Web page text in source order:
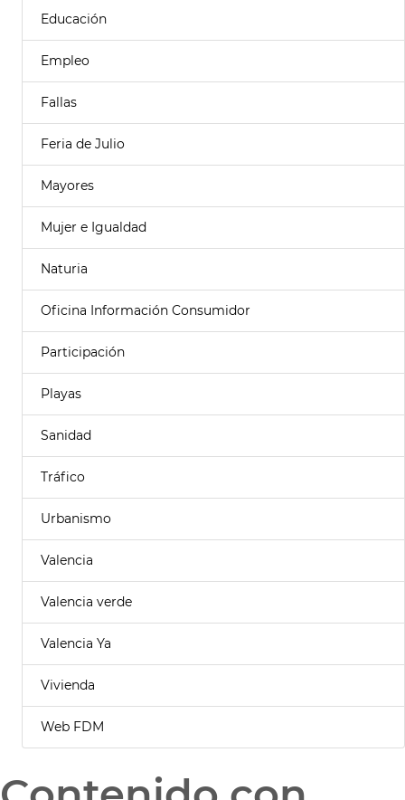
Educación
Empleo
Fallas
Feria de Julio
Mayores
Mujer e Igualdad
Naturia
Oficina Información Consumidor
Participación
Playas
Sanidad
Tráfico
Urbanismo
Valencia
Valencia verde
Valencia Ya
Vivienda
Web FDM